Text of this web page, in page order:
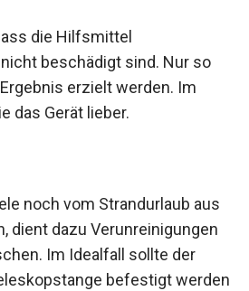
die Hilfsmittel
beschädigt sind. Nur so
erzielt werden. Im
das Gerät lieber.
noch vom Strandurlaub aus
dient dazu Verunreinigungen
Im Idealfall sollte der
befestigt werden